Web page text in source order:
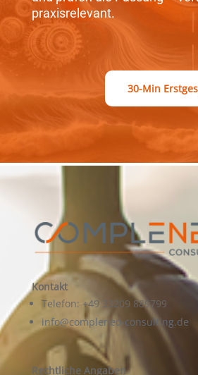
praxisrelevant.
30-Min
Kontakt
Telefon: +49 33209 889799
info@compleneo-consulting.de
Rechtliche Angaben